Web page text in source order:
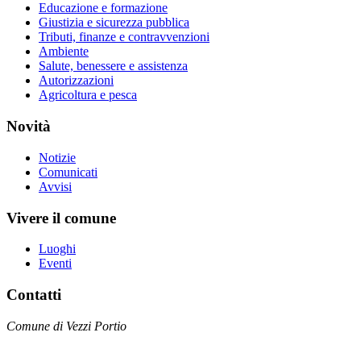
Educazione e formazione
Giustizia e sicurezza pubblica
Tributi, finanze e contravvenzioni
Ambiente
Salute, benessere e assistenza
Autorizzazioni
Agricoltura e pesca
Novità
Notizie
Comunicati
Avvisi
Vivere il comune
Luoghi
Eventi
Contatti
Comune di Vezzi Portio